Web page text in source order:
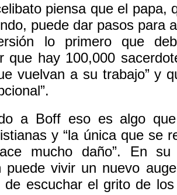
piensa que el papa,
puede dar pasos para
lo primero que
que hay 100,000
vuelvan a su trabajo” y
a Boff eso es algo
y “la única que se
mucho daño”. En
puede vivir un nuevo
de escuchar el grito de